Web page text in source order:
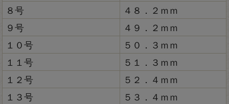
８号
４８．２ｍｍ
９号
４９．２ｍｍ
１０号
５０．３ｍｍ
１１号
５１．３ｍｍ
１２号
５２．４ｍｍ
１３号
５３．４ｍｍ